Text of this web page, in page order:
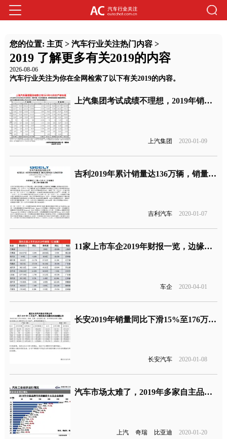
您的位置: 主页> 汽车行业关注热门内容>
2019 了解更多有关2019的内容
2026-08-06
汽车行业关注为你在全网检索了以下有关2019的内容。
上汽集团考试成绩不理想，2019年销量同比下滑11.5%
上汽集团 2020-01-09
吉利2019年累计销量达136万辆，销量目标得以完成
吉利汽车 2020-01-07
11家上市车企2019年财报一览，边缘车企净利润暴涨
车企 2020-04-01
长安2019年销量同比下滑15%至176万辆，2020年该如何复兴？
长安汽车 2020-01-08
汽车市场太难了，2019年多家自主品牌车企销量下滑
上汽 奇瑞 比亚迪 2020-01-20